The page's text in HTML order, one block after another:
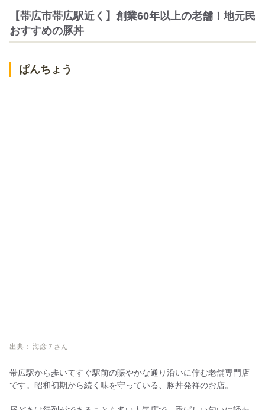
十勝豚丼 いっぴん 帯広本店
ぶた丼のとん田
豚丼一番 帯広総本店
【帯広市帯広駅近く】創業60年以上の老舗！地元民
おすすめの豚丼
ぱんちょう
出典： 海彦７さん
帯広駅から歩いてすぐ駅前の賑やかな通り沿いに佇む老舗専門店
です。昭和初期から続く味を守っている、豚丼発祥のお店。